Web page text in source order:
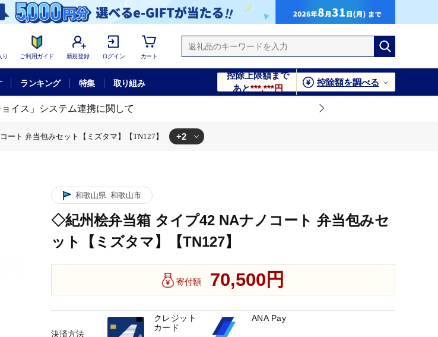
り ご利用ガイド 新規登録 ログイン カート
ランキング 特集 取り組み
控除上限額まで
あと***,***円
控除額を調べる
ョイス」システム連携に関して
ト 弁当包みセット【ミズタマ】【TN127】 +2
和歌山県 和歌山市
◇紀州桧弁当箱 タイプ42 NAナノコート 弁当包みセ
ット【ミズタマ】【TN127】
寄付額 70,500円
決済方法
クレジット
カード
ANA Pay